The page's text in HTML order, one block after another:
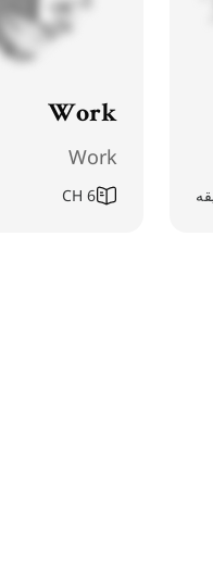
Work
Work
6